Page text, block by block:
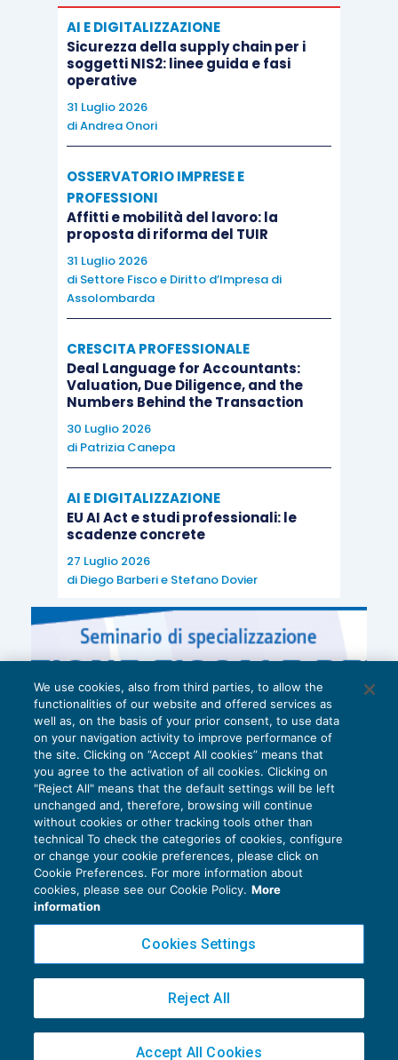
AI E DIGITALIZZAZIONE
Sicurezza della supply chain per i
soggetti NIS2: linee guida e fasi
operative
31 Luglio 2026
diAndrea Onori
OSSERVATORIO IMPRESE E
PROFESSIONI
Affitti e mobilità del lavoro: la
proposta di riforma del TUIR
31 Luglio 2026
di Settore Fisco e Diritto d’Impresa di
Assolombarda
CRESCITA PROFESSIONALE
Deal Language for Accountants:
Valuation, Due Diligence, and the
Numbers Behind the Transaction
30 Luglio 2026
di Patrizia Canepa
AI E DIGITALIZZAZIONE
EU AI Act e studi professionali: le
scadenze concrete
27 Luglio 2026
di Diego Barberie Stefano Dovier
Privacy Policy
Cookie Policy
Copyright 2016 ©Gruppo Euroconference S.p.A.v2.32.3
Piazza Luigi Einaudi, 10N01 - 20124 Milano - info@ecnews.it
02776120236
We use cookies, also from third parties, to allow the
functionalities of our website and offered services as
well as, on the basis of your prior consent, to use data
on your navigation activity to improve performance of
the site. Clicking on “Accept All cookies” means that
you agree to the activation of all cookies. Clicking on
"Reject All" means that the default settings will be left
unchanged and, therefore, browsing will continue
without cookies or other tracking tools other than
technical To check the categories of cookies, configure
or change your cookie preferences, please click on
Cookie Preferences. For more information about
cookies, please see our Cookie Policy. More
information
Cookies Settings
Reject All
Accept All Cookies